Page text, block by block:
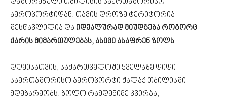
დაშორებული თბილისის საერთაშორისო
აეროპორტიდან. თავის დროზე ტერიტორია
შესწავლილია და იდეალურად მიუდგება როგორც
ქარის მიმართულებას, ასევე ასაფრენ ზოლს.
დღეისათვის, საქართველოში ყველაზე დიდი
საერთაშორისო აეროპორტი ქალაქ თბილისში
მდებარეობს. ბოლო რამდენიმე კვირაა,